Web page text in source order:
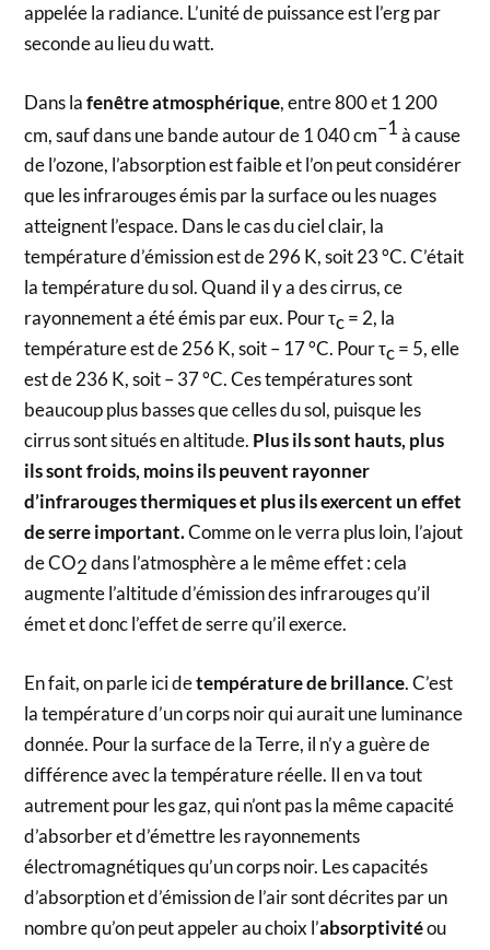
appelée la radiance. L’unité de puissance est l’erg par
seconde au lieu du watt.
Dans lafenêtre atmosphérique, entre 800 et 1 200
cm, sauf dans une bande autour de 1 040 cm–1à cause
de l’ozone, l’absorption est faible et l’on peut considérer
que les infrarouges émis par la surface ou les nuages
atteignent l’espace. Dans le cas du ciel clair, la
température d’émission est de 296 K, soit 23 °C. C’était
la température du sol. Quand il y a des cirrus, ce
rayonnement a été émis par eux. Pour τc= 2, la
température est de 256 K, soit – 17 °C. Pour τc= 5, elle
est de 236 K, soit – 37 °C. Ces températures sont
beaucoup plus basses que celles du sol, puisque les
cirrus sont situés en altitude. Plus ils sont hauts, plus
ils sont froids, moins ils peuvent rayonner
d’infrarouges thermiques et plus ils exercent un effet
de serre important.Comme on le verra plus loin, l’ajout
de CO2dans l’atmosphère a le même effet : cela
augmente l’altitude d’émission des infrarouges qu’il
émet et donc l’effet de serre qu’il exerce.
En fait, on parle ici detempérature de brillance. C’est
la température d’un corps noir qui aurait une luminance
donnée. Pour la surface de la Terre, il n’y a guère de
différence avec la température réelle. Il en va tout
autrement pour les gaz, qui n’ont pas la même capacité
d’absorber et d’émettre les rayonnements
électromagnétiques qu’un corps noir. Les capacités
d’absorption et d’émission de l’air sont décrites par un
nombre qu’on peut appeler au choix l’absorptivitéou